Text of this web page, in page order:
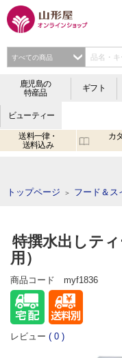
鹿児島の
特産品
ギフト
ビューティー
送料一律・
送料込み
カ
トップページ ＞ フード＆ス
特撰水出しテ
用）
商品コード myf1836
レビュー ( 0 )